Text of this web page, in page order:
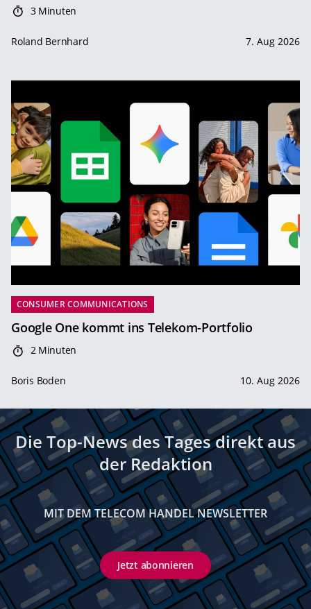
3 Minuten
Roland Bernhard 7. Aug 2026
CONSUMER COMMUNICATIONS
Google One kommt ins Telekom-Portfolio
2 Minuten
Boris Boden 10. Aug 2026
Die Top-News des Tages direkt aus
der Redaktion
MIT DEM TELECOM HANDEL NEWSLETTER
Jetzt abonnieren